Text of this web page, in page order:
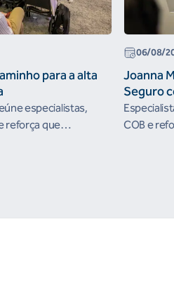
para a alta
especialistas,
reforça que
06/08/
Joanna
Seguro
COB e